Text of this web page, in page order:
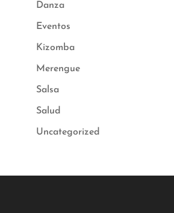
Danza
Eventos
Kizomba
Merengue
Salsa
Salud
Uncategorized